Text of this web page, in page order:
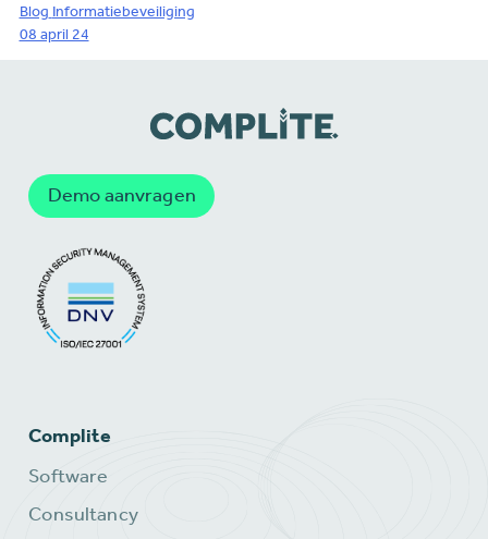
Blog Informatiebeveiliging
08 april 24
Demo aanvragen
Complite
Software
Consultancy